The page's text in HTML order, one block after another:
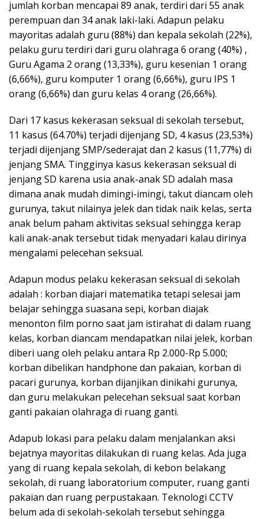
jumlah korban mencapai 89 anak, terdiri dari 55 anak
perempuan dan 34 anak laki-laki. Adapun pelaku
mayoritas adalah guru (88%) dan kepala sekolah (22%),
pelaku guru terdiri dari guru olahraga 6 orang (40%) ,
Guru Agama 2 orang (13,33%), guru kesenian 1 orang
(6,66%), guru komputer 1 orang (6,66%), guru IPS 1
orang (6,66%) dan guru kelas 4 orang (26,66%).
Dari 17 kasus kekerasan seksual di sekolah tersebut,
11 kasus (64.70%) terjadi dijenjang SD, 4 kasus (23,53%)
terjadi dijenjang SMP/sederajat dan 2 kasus (11,77%) di
jenjang SMA. Tingginya kasus kekerasan seksual di
jenjang SD karena usia anak-anak SD adalah masa
dimana anak mudah dimingi-imingi, takut diancam oleh
gurunya, takut nilainya jelek dan tidak naik kelas, serta
anak belum paham aktivitas seksual sehingga kerap
kali anak-anak tersebut tidak menyadari kalau dirinya
mengalami pelecehan seksual.
Adapun modus pelaku kekerasan seksual di sekolah
adalah : korban diajari matematika tetapi selesai jam
belajar sehingga suasana sepi, korban diajak
menonton film porno saat jam istirahat di dalam ruang
kelas, korban diancam mendapatkan nilai jelek, korban
diberi uang oleh pelaku antara Rp 2.000-Rp 5.000;
korban dibelikan handphone dan pakaian, korban di
pacari gurunya, korban dijanjikan dinikahi gurunya,
dan guru melakukan pelecehan seksual saat korban
ganti pakaian olahraga di ruang ganti.
Adapub lokasi para pelaku dalam menjalankan aksi
bejatnya mayoritas dilakukan di ruang kelas. Ada juga
yang di ruang kepala sekolah, di kebon belakang
sekolah, di ruang laboratorium computer, ruang ganti
pakaian dan ruang perpustakaan. Teknologi CCTV
belum ada di sekolah-sekolah tersebut sehingga